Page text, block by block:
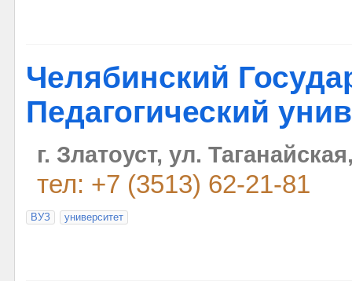
Челябинский
Педагогический
г. Златоуст, ул.
тел: +7 (3513) 62-21-81
ВУЗ университет